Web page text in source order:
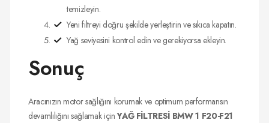
temizleyin.
Yeni filtreyi doğru şekilde yerleştirin ve sıkıca kapatın.
Yağ seviyesini kontrol edin ve gerekiyorsa ekleyin.
Sonuç
Aracınızın motor sağlığını korumak ve optimum performansın
devamlılığını sağlamak içinYAĞ FİLTRESİ BMW 1 F20-F21